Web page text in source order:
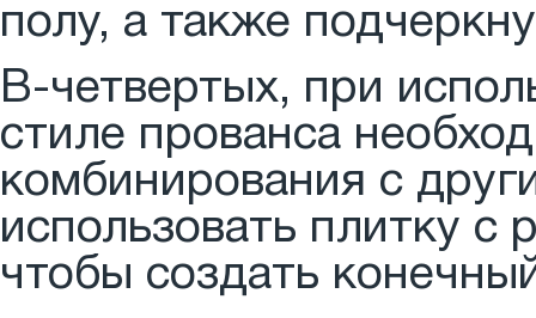
полу, а также
В-четвертых, при
стиле прованса
комбинирования с
использовать плитку с
чтобы создать